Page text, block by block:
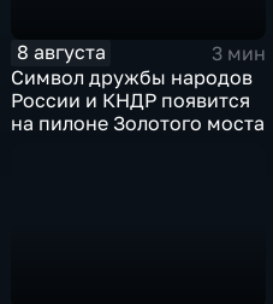
8 августа
3 мин
Символ дружбы народов
России и КНДР появится
на пилоне Золотого моста